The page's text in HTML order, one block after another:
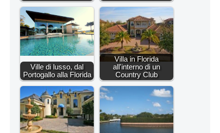
Ville di lusso, dal
Portogallo alla Florida
Villa in Florida
all'interno di un
Country Club